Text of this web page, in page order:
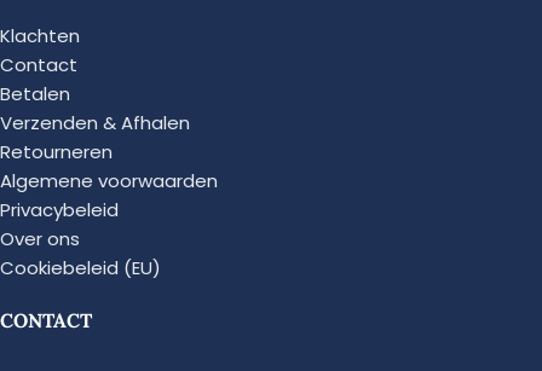
Klachten
Contact
Betalen
Verzenden & Afhalen
Retourneren
Algemene voorwaarden
Privacybeleid
Over ons
Cookiebeleid (EU)
CONTACT